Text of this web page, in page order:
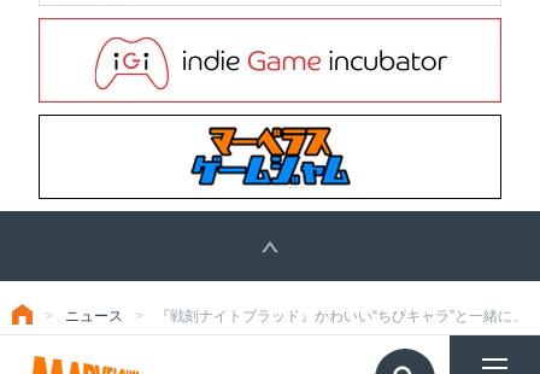
ニュース 『戦刻ナイトブラッド』かわいい“ちびキャラ”と一緒に
トップ TOP